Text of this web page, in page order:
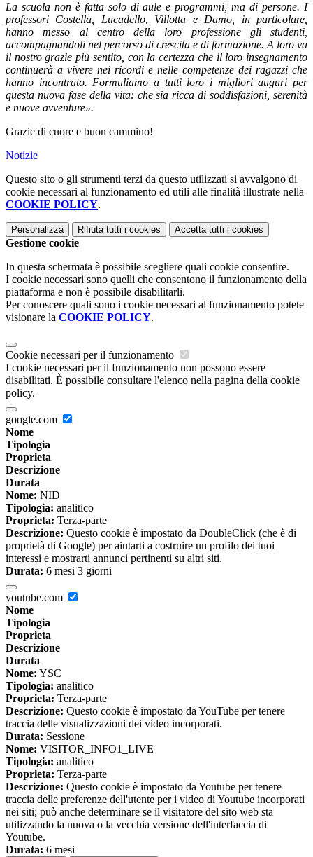
La scuola non è fatta solo di aule e programmi, ma di persone. I
professori Costella, Lucadello, Villotta e Damo, in particolare,
hanno messo al centro della loro professione gli studenti,
accompagnandoli nel percorso di crescita e di formazione. A loro va
il nostro grazie più sentito, con la certezza che il loro insegnamento
continuerà a vivere nei ricordi e nelle competenze dei ragazzi che
hanno incontrato. Formuliamo a tutti loro i migliori auguri per
questa nuova fase della vita: che sia ricca di soddisfazioni, serenità
e nuove avventure».
Grazie di cuore e buon cammino!
Notizie
Questo sito o gli strumenti terzi da questo utilizzati si avvalgono di
cookie necessari al funzionamento ed utili alle finalità illustrate nella
COOKIE POLICY.
Personalizza Rifiuta tutti i cookies Accetta tutti i cookies
Gestione cookie
In questa schermata è possibile scegliere quali cookie consentire.
I cookie necessari sono quelli che consentono il funzionamento della
piattaforma e non è possibile disabilitarli.
Per conoscere quali sono i cookie necessari al funzionamento potete
visionare la COOKIE POLICY.
Cookie necessari per il funzionamento
I cookie necessari per il funzionamento non possono essere
disabilitati. È possibile consultare l'elenco nella pagina della cookie
policy.
google.com
Nome
Tipologia
Proprieta
Descrizione
Durata
Nome: NID
Tipologia: analitico
Proprieta: Terza-parte
Descrizione: Questo cookie è impostato da DoubleClick (che è di
proprietà di Google) per aiutarti a costruire un profilo dei tuoi
interessi e mostrarti annunci pertinenti su altri siti.
Durata: 6 mesi 3 giorni
youtube.com
Nome
Tipologia
Proprieta
Descrizione
Durata
Nome: YSC
Tipologia: analitico
Proprieta: Terza-parte
Descrizione: Questo cookie è impostato da YouTube per tenere
traccia delle visualizzazioni dei video incorporati.
Durata: Sessione
Nome: VISITOR_INFO1_LIVE
Tipologia: analitico
Proprieta: Terza-parte
Descrizione: Questo cookie è impostato da Youtube per tenere
traccia delle preferenze dell'utente per i video di Youtube incorporati
nei siti; può anche determinare se il visitatore del sito web sta
utilizzando la nuova o la vecchia versione dell'interfaccia di
Youtube.
Durata: 6 mesi